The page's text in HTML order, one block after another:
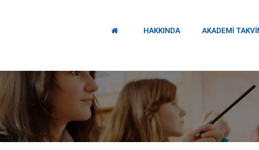
HAKKINDA AKADEMİ